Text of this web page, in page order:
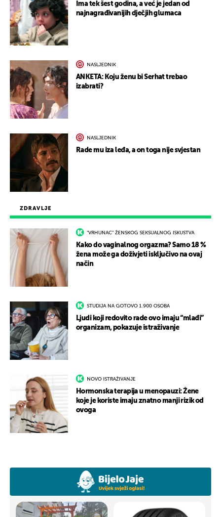
ZDRAVLJE
"VRHUNAC" ŽENSKOG SEKSUALNOG ISKUSTVA
Kako do vaginalnog orgazma? Samo 18 %
žena može ga doživjeti isključivo na ovaj
način
STUDIJA NA GOTOVO 1.900 OSOBA
Ljudi koji redovito rade ovo imaju “mlađi”
organizam, pokazuje istraživanje
NOVO ISTRAŽIVANJE
Hormonska terapija u menopauzi: Žene
koje je koriste imaju znatno manji rizik od
ovoga
Ima tek šest godina, a već je jedan od
najnagrađivanijih dječjih glumaca
NASLJEDNIK
ANKETA: Koju ženu bi Serhat trebao
izabrati?
NASLJEDNIK
Rade mu iza leđa, a on toga nije svjestan